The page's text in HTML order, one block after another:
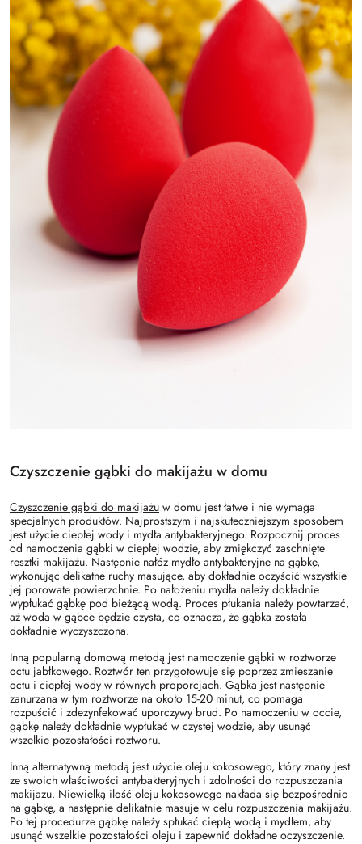
Czyszczenie gąbki do makijażu w domu
Czyszczenie gąbki do makijażu w domu jest łatwe i nie wymaga
specjalnych produktów. Najprostszym i najskuteczniejszym sposobem
jest użycie ciepłej wody i mydła antybakteryjnego. Rozpocznij proces
od namoczenia gąbki w ciepłej wodzie, aby zmiękczyć zaschnięte
resztki makijażu. Następnie nałóż mydło antybakteryjne na gąbkę,
wykonując delikatne ruchy masujące, aby dokładnie oczyścić wszystkie
jej porowate powierzchnie. Po nałożeniu mydła należy dokładnie
wypłukać gąbkę pod bieżącą wodą. Proces płukania należy powtarzać,
aż woda w gąbce będzie czysta, co oznacza, że gąbka została
dokładnie wyczyszczona.
Inną popularną domową metodą jest namoczenie gąbki w roztworze
octu jabłkowego. Roztwór ten przygotowuje się poprzez zmieszanie
octu i ciepłej wody w równych proporcjach. Gąbka jest następnie
zanurzana w tym roztworze na około 15-20 minut, co pomaga
rozpuścić i zdezynfekować uporczywy brud. Po namoczeniu w occie,
gąbkę należy dokładnie wypłukać w czystej wodzie, aby usunąć
wszelkie pozostałości roztworu.
Inną alternatywną metodą jest użycie oleju kokosowego, który znany jest
ze swoich właściwości antybakteryjnych i zdolności do rozpuszczania
makijażu. Niewielką ilość oleju kokosowego nakłada się bezpośrednio
na gąbkę, a następnie delikatnie masuje w celu rozpuszczenia makijażu.
Po tej procedurze gąbkę należy spłukać ciepłą wodą i mydłem, aby
usunąć wszelkie pozostałości oleju i zapewnić dokładne oczyszczenie.